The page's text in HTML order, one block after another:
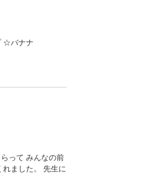
☆バナナ
って みんなの前
ました。 先生に